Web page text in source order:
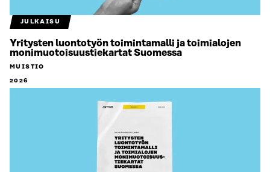
JULKAISU
Yritysten luontotyön toimintamalli ja toimialojen
monimuotoisuustiekartat Suomessa
MUISTIO
2026